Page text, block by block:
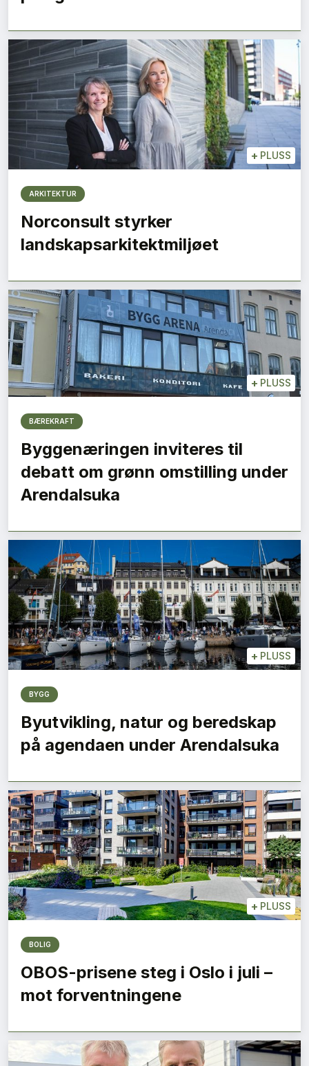
+ PLUSS
ARKITEKTUR
Norconsult styrker
landskapsarkitektmiljøet
+ PLUSS
BÆREKRAFT
Byggenæringen inviteres til
debatt om grønn omstilling under
Arendalsuka
+ PLUSS
BYGG
Byutvikling, natur og beredskap
på agendaen under Arendalsuka
+ PLUSS
BOLIG
OBOS-prisene steg i Oslo i juli –
mot forventningene